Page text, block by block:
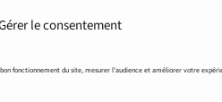
le consentement
fonctionnement du site, mesurer l'audience et améliorer votre